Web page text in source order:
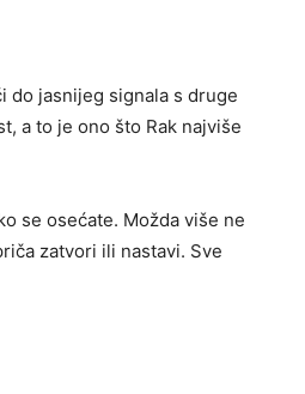
do jasnijeg signala s druge
a to je ono što Rak najviše
se osećate. Možda više ne
zatvori ili nastavi. Sve